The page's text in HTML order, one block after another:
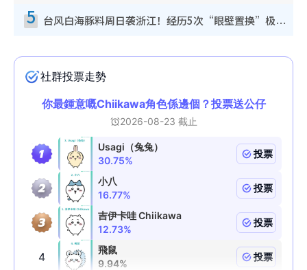
5 台风白海豚料周日袭浙江！经历5次“眼壁置换”极罕见 成登陆内地最长途台风